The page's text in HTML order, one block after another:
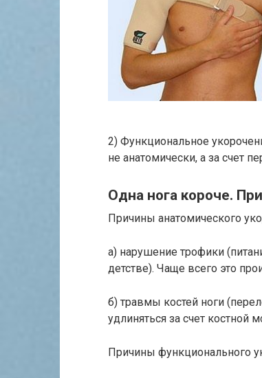
2) Функциональное
не анатомически, а за счет
Одна нога короче.
Причины анатомического
а) нарушение трофики
детстве). Чаще всего это
б) травмы костей ноги
удлиняться за счет костной
Причины функционального